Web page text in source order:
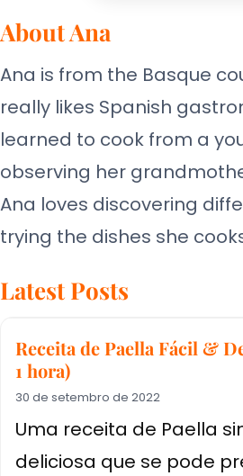
About Ana
Ana is from the Basque
really likes Spanish
learned to cook from a
observing her
Ana loves discovering
trying the dishes she
Latest Posts
Receita de Paella Fácil &
1 hora)
30 de setembro de 2022
Uma receita de Paella
deliciosa que se pode